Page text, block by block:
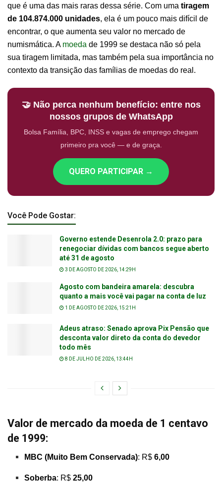
que é uma das mais raras dessa série. Com uma tiragem
de 104.874.000 unidades, ela é um pouco mais difícil de
encontrar, o que aumenta seu valor no mercado de
numismática. A moeda de 1999 se destaca não só pela
sua tiragem limitada, mas também pela sua importância no
contexto da transição das famílias de moedas do real.
🤝 Não perca nenhum benefício: entre nos
nossos grupos de WhatsApp
Bolsa Família, BPC, INSS e vagas de emprego chegam
primeiro pra você — e de graça.
QUERO PARTICIPAR →
Você Pode Gostar:
Governo estende Desenrola 2.0: prazo para
renegociar dívidas com bancos segue aberto
até 31 de agosto
3 DE AGOSTO DE 2026, 14:29H
Agosto com bandeira amarela: descubra
quanto a mais você vai pagar na conta de luz
1 DE AGOSTO DE 2026, 15:21H
Adeus atraso: Senado aprova Pix Pensão que
desconta valor direto da conta do devedor
todo mês
8 DE JULHO DE 2026, 13:44H
Valor de mercado da moeda de 1 centavo
de 1999:
MBC (Muito Bem Conservada): R$6,00
Soberba: R$25,00